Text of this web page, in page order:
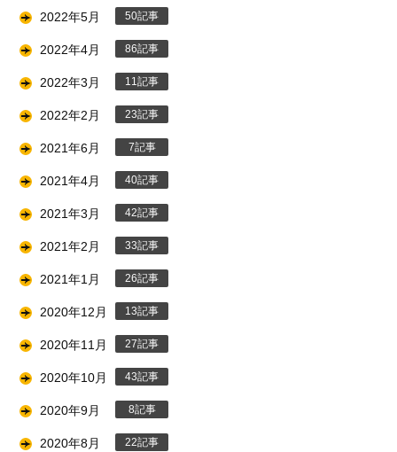
2022年5月 50
2022年4月 86
2022年3月 11
2022年2月 23
2021年6月 7
2021年4月 40
2021年3月 42
2021年2月 33
2021年1月 26
2020年12月 13
2020年11月 27
2020年10月 43
2020年9月 8
2020年8月 22